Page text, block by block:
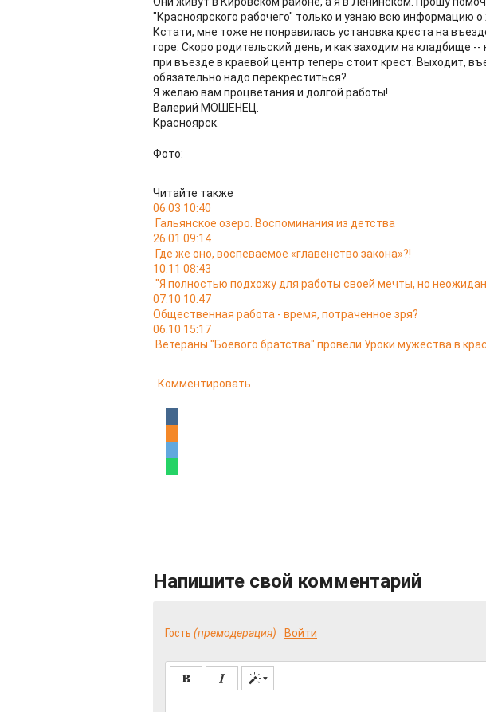
"Красноярского рабочего" только и узнаю всю информацию о
Кстати, мне тоже не понравилась установка креста на
горе. Скоро родительский день, и как заходим на кладбище
при въезде в краевой центр теперь стоит крест. Выходит,
обязательно надо перекреститься?
Я желаю вам процветания и долгой работы!
Валерий МОШЕНЕЦ.
Красноярск.
Фото:
Читайте также
06.03 10:40
Гальянское озеро. Воспоминания из детства
26.01 09:14
Где же оно, воспеваемое «главенство закона»?!
10.11 08:43
"Я полностью подхожу для работы своей мечты, но
07.10 10:47
Общественная работа - время, потраченное зря?
06.10 15:17
Ветераны "Боевого братства" провели Уроки мужества в
Комментировать
Напишите свой комментарий
Гость (премодерация) Войти